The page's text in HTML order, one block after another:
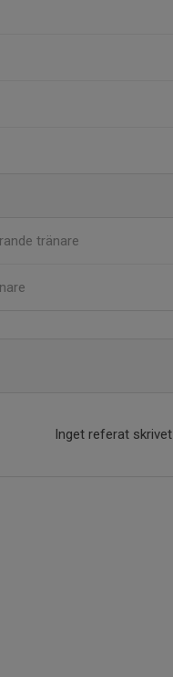
tränare
Inget referat skrivet